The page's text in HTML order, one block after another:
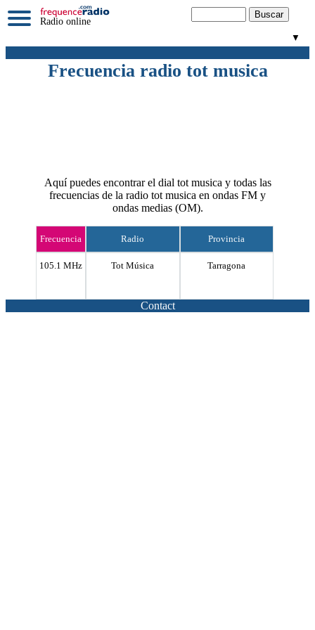
Radio online
▼
Frecuencia radio tot musica
Aquí puedes encontrar el dial tot musica y todas las
frecuencias de la radio tot musica en ondas FM y
ondas medias (OM).
Frecuencia Radio Provincia
105.1 MHz Tot Música Tarragona
Contact